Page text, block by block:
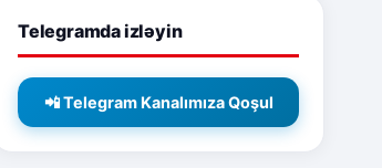
Telegramda izləyin
📲 Telegram Kanalımıza Qoşul